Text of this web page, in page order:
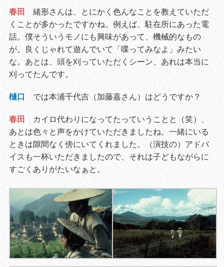
春田 緒形さんは、とにかく色んなことを教えていただ
くことが多かったですかね。例えば、駐在所にあった電
話。僕そういうモノにも興味があって、機械的なもの
が。良くじゃれて遊んでいて「喋ってみなよ」みたい
な。あとは、頭を刈っていただくシーン、あれは本当に
刈ってたんです。
樋口 では本浦千代吉（加藤嘉さん）はどうですか？
春田
カイロ代わりになってたっていうことと（笑）、
あとは色々と声をかけていただきましたね。一緒にいる
ときは隙間なく傍にいてくれました。（演技の）アドバ
イスも一杯いただきましたので、それは子どもながらに
すごくありがたいなぁと。